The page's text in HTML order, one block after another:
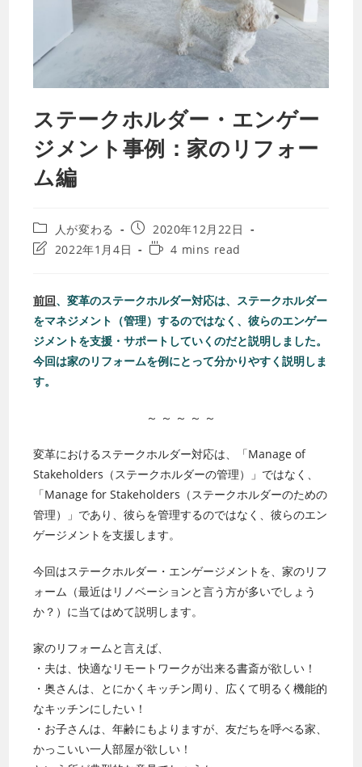
ステークホルダー・エンゲー
ジメント事例：家のリフォー
ム編
人が変わる
2020年12月22日
2022年1月4日
4 mins read
前回、変革のステークホルダー対応は、ステークホルダー
をマネジメント（管理）するのではなく、彼らのエンゲー
ジメントを支援・サポートしていくのだと説明しました。
今回は家のリフォームを例にとって分かりやすく説明しま
す。
～ ～ ～ ～ ～
変革におけるステークホルダー対応は、「Manage of
Stakeholders（ステークホルダーの管理）」ではなく、
「Manage for Stakeholders（ステークホルダーのための
管理）」であり、彼らを管理するのではなく、彼らのエン
ゲージメントを支援します。
今回はステークホルダー・エンゲージメントを、家のリフ
ォーム（最近はリノベーションと言う方が多いでしょう
か？）に当てはめて説明します。
家のリフォームと言えば、
・夫は、快適なリモートワークが出来る書斎が欲しい！
・奥さんは、とにかくキッチン周り、広くて明るく機能的
なキッチンにしたい！
・お子さんは、年齢にもよりますが、友だちを呼べる家、
かっこいい一人部屋が欲しい！